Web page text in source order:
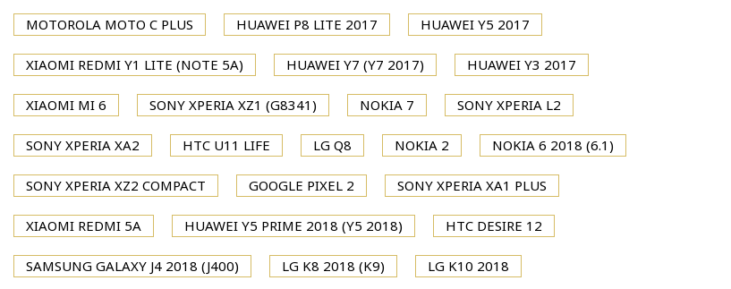
MOTOROLA MOTO C PLUS HUAWEI P8 LITE 2017 HUAWEI Y5 2017
XIAOMI REDMI Y1 LITE (NOTE 5A) HUAWEI Y7 (Y7 2017) HUAWEI Y3 2017
XIAOMI MI 6 SONY XPERIA XZ1 (G8341) NOKIA 7 SONY XPERIA L2
SONY XPERIA XA2 HTC U11 LIFE LG Q8 NOKIA 2 NOKIA 6 2018 (6.1)
SONY XPERIA XZ2 COMPACT GOOGLE PIXEL 2 SONY XPERIA XA1 PLUS
XIAOMI REDMI 5A HUAWEI Y5 PRIME 2018 (Y5 2018) HTC DESIRE 12
SAMSUNG GALAXY J4 2018 (J400) LG K8 2018 (K9) LG K10 2018